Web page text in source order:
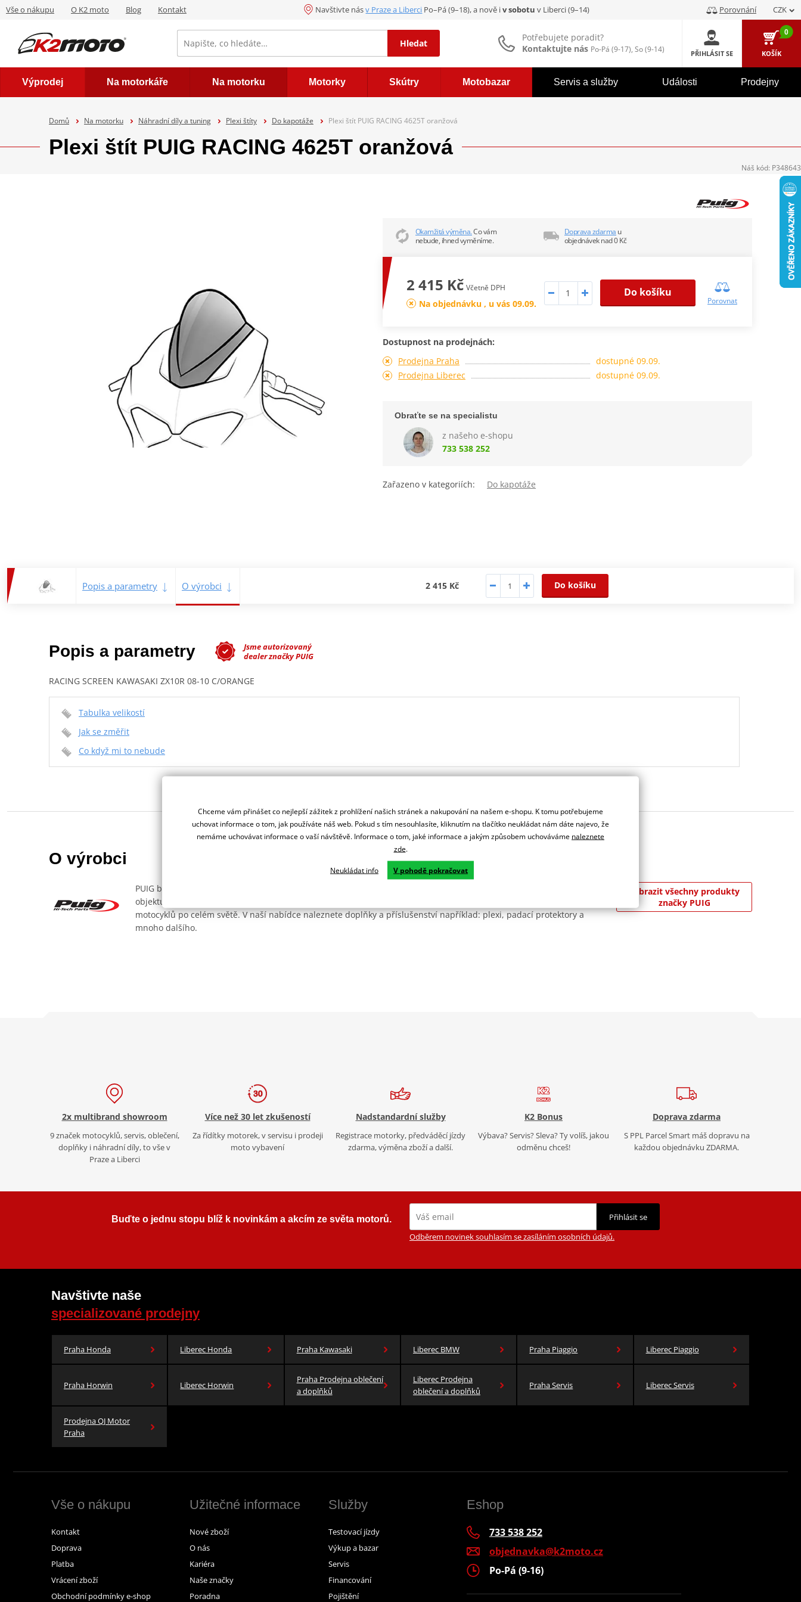
Vše o nákupu O K2 moto Blog Kontakt Navštivte násv Praze a Liberci Po–Pá (9–18), a nově iv sobotu v Liberci (9–14) Porovnání CZK
Hledat
Potřebujete poradit?
Kontaktujte nás Po-Pá (9-17), So (9-14) PŘIHLÁSIT SE
0
KOŠÍK
Výprodej Na motorkáře Na motorku Motorky Skútry Motobazar Servis a služby Události Prodejny
Domů Na motorku Náhradní díly a tuning Plexi štíty Do kapotáže Plexi štít PUIG RACING 4625T oranžová
Plexi štít PUIG RACING 4625T oranžová
Okamžitá výměna.Co vám
nebude, ihned vyměníme.
Doprava zdarma u
objednávek nad 0 Kč
2 415 Kč Včetně DPH
Na objednávku , u vás 09.09.
Do košíku
Porovnat
Dostupnost na prodejnách:
Prodejna Praha
dostupné 09.09.
Prodejna Liberec
dostupné 09.09.
Obraťte se na specialistu
z našeho e-shopu
733 538 252
Zařazeno v kategoriích: Do kapotáže
Popis a parametry O výrobci 2 415 Kč Do košíku
Popis a parametry
Jsme autorizovaný
dealer značky PUIG
RACING SCREEN KAWASAKI ZX10R 08-10 C/ORANGE
Tabulka velikostí
Jak se změřit
Co když mi to nebude
O výrobci
PUIG byl založen v roce 1964 ve Španělsku. Vyrábí se ve městě Granollers poblíž Barcelony na ploše 8 000 m² v
objektu, který se dělí na 3 části: komerční, odlitkovou a kovových součástek. Již 40 let se účastní nejslavnějších závodů
motocyklů po celém světě. V naší nabídce naleznete doplňky a příslušenství například: plexi, padací protektory a
mnoho dalšího.
Zobrazit všechny produkty
značky PUIG
Náš kód: P348643
2x multibrand showroom
9 značek motocyklů, servis, oblečení,
doplňky i náhradní díly, to vše v
Praze a Liberci
Více než 30 let zkušeností
Za řídítky motorek, v servisu i prodeji
moto vybavení
Nadstandardní služby
Registrace motorky, předváděcí jízdy
zdarma, výměna zboží a další.
K2 Bonus
Výbava? Servis? Sleva? Ty volíš, jakou
odměnu chceš!
Doprava zdarma
S PPL Parcel Smart máš dopravu na
každou objednávku ZDARMA.
Buďte o jednu stopu blíž k novinkám a akcím ze světa motorů.
Přihlásit se
Odběrem novinek souhlasím se zasíláním osobních údajů.
Navštivte naše
specializované prodejny
Praha Honda Liberec Honda Praha Kawasaki Liberec BMW Praha Piaggio Liberec Piaggio
Praha Horwin Liberec Horwin
Praha Prodejna oblečení
a doplňků
Liberec Prodejna
oblečení a doplňků
Praha Servis Liberec Servis
Prodejna QJ Motor
Praha
Vše o nákupu
Kontakt
Doprava
Platba
Vrácení zboží
Obchodní podmínky e-shop
Užitečné informace
Nové zboží
O nás
Kariéra
Naše značky
Poradna
Služby
Testovací jízdy
Výkup a bazar
Servis
Financování
Pojištění
Eshop
733 538 252
objednavka@k2moto.cz
Po-Pá (9-16)
Chceme vám přinášet co nejlepší zážitek z prohlížení našich stránek a nakupování na našem e-shopu. K tomu potřebujeme
uchovat informace o tom, jak používáte náš web. Pokud s tím nesouhlasíte, kliknutím na tlačítko neukládat nám dáte najevo, že
nemáme uchovávat informace o vaší návštěvě. Informace o tom, jaké informace a jakým způsobem uchováváme naleznete
zde.
Neukládat info V pohodě pokračovat